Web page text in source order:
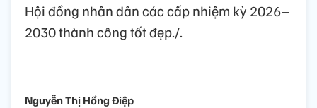
Hội đồng nhân dân các cấp nhiệm kỳ 2026–
2030 thành công tốt đẹp./.
Nguyễn Thị Hồng Điệp